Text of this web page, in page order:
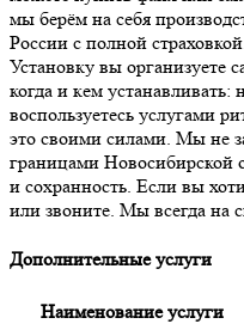
мы берём на себя
России с полной
Установку вы организуете
когда и кем
воспользуетесь услугами
это своими силами. Мы не
границами Новосибирской
и сохранность. Если вы
или звоните. Мы всегда на
Дополнительные услуги
Наименование услуги